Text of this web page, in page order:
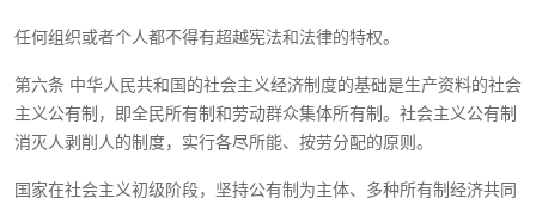
任何组织或者个人都不得有超越宪法和法律的特权。
第六条 中华人民共和国的社会主义经济制度的基础是生产资料的社会
主义公有制，即全民所有制和劳动群众集体所有制。社会主义公有制
消灭人剥削人的制度，实行各尽所能、按劳分配的原则。
国家在社会主义初级阶段，坚持公有制为主体、多种所有制经济共同